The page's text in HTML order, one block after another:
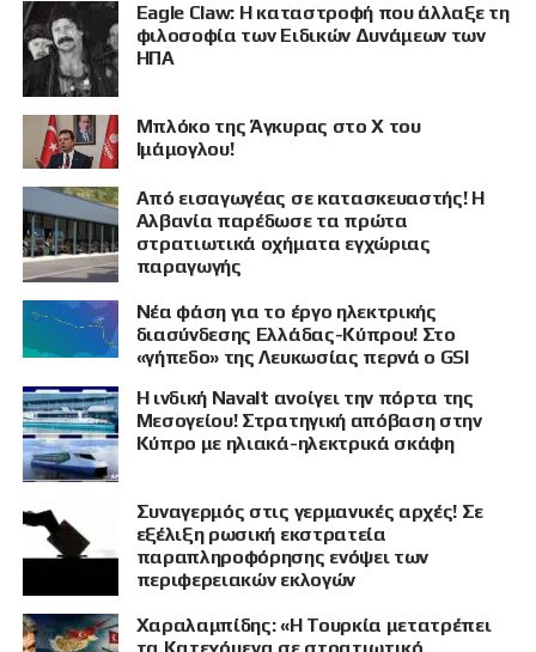
ΠΡΟΒΟΛΗ
Eagle Claw: Η καταστροφή που άλλαξε τη
φιλοσοφία των Ειδικών Δυνάμεων των
ΗΠΑ
Μπλόκο της Άγκυρας στο X του
Ιμάμογλου!
Από εισαγωγέας σε κατασκευαστής! Η
Αλβανία παρέδωσε τα πρώτα
στρατιωτικά οχήματα εγχώριας
παραγωγής
Νέα φάση για το έργο ηλεκτρικής
διασύνδεσης Ελλάδας-Κύπρου! Στο
«γήπεδο» της Λευκωσίας περνά ο GSI
Η ινδική Navalt ανοίγει την πόρτα της
Μεσογείου! Στρατηγική απόβαση στην
Κύπρο με ηλιακά-ηλεκτρικά σκάφη
Συναγερμός στις γερμανικές αρχές! Σε
εξέλιξη ρωσική εκστρατεία
παραπληροφόρησης ενόψει των
περιφερειακών εκλογών
Χαραλαμπίδης: «Η Τουρκία μετατρέπει